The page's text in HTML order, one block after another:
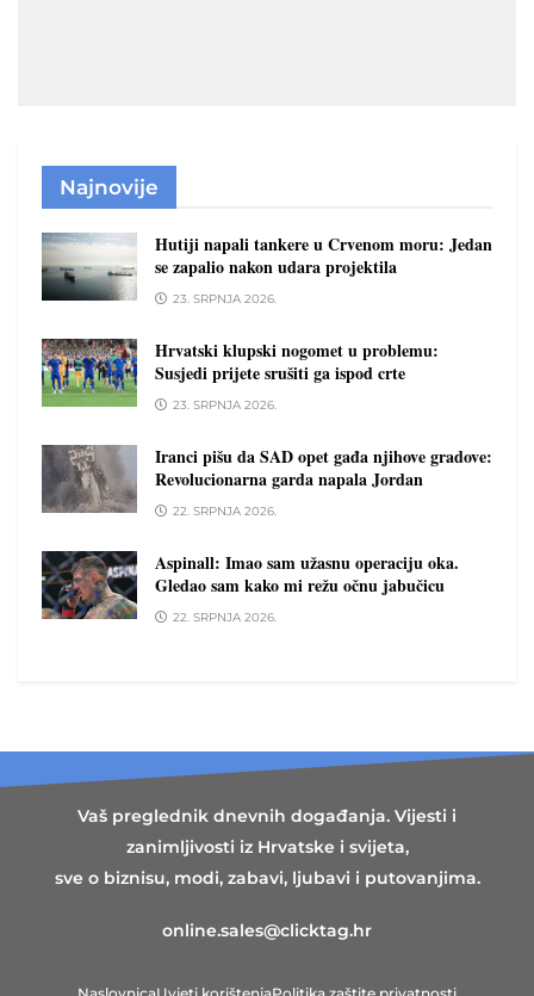
Najnovije
Hutiji napali tankere u Crvenom moru: Jedan
se zapalio nakon udara projektila
23. SRPNJA 2026.
Hrvatski klupski nogomet u problemu:
Susjedi prijete srušiti ga ispod crte
23. SRPNJA 2026.
Iranci pišu da SAD opet gađa njihove gradove:
Revolucionarna garda napala Jordan
22. SRPNJA 2026.
Aspinall: Imao sam užasnu operaciju oka.
Gledao sam kako mi režu očnu jabučicu
22. SRPNJA 2026.
Vaš preglednik dnevnih događanja. Vijesti i
zanimljivosti iz Hrvatske i svijeta,
sve o biznisu, modi, zabavi, ljubavi i putovanjima.
online.sales@clicktag.hr